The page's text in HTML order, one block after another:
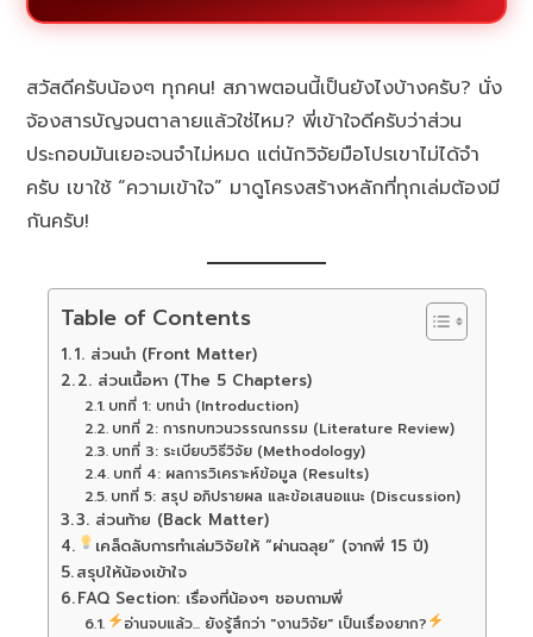
สวัสดีครับน้องๆ ทุกคน! สภาพตอนนี้เป็นยังไงบ้างครับ? นั่ง
จ้องสารบัญจนตาลายแล้วใช่ไหม? พี่เข้าใจดีครับว่าส่วน
ประกอบมันเยอะจนจำไม่หมด แต่นักวิจัยมือโปรเขาไม่ได้จำ
ครับ เขาใช้ “ความเข้าใจ” มาดูโครงสร้างหลักที่ทุกเล่มต้องมี
กันครับ!
Table of Contents
1. ส่วนนำ (Front Matter)
2. ส่วนเนื้อหา (The 5 Chapters)
บทที่ 1: บทนำ (Introduction)
บทที่ 2: การทบทวนวรรณกรรม (Literature Review)
บทที่ 3: ระเบียบวิธีวิจัย (Methodology)
บทที่ 4: ผลการวิเคราะห์ข้อมูล (Results)
บทที่ 5: สรุป อภิปรายผล และข้อเสนอแนะ (Discussion)
3. ส่วนท้าย (Back Matter)
เคล็ดลับการทำเล่มวิจัยให้ “ผ่านฉลุย” (จากพี่ 15 ปี)
สรุปให้น้องเข้าใจ
FAQ Section: เรื่องที่น้องๆ ชอบถามพี่
อ่านจบแล้ว... ยังรู้สึกว่า "งานวิจัย" เป็นเรื่องยาก?